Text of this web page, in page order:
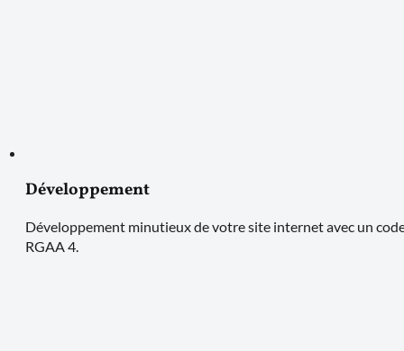
Développement
Développement minutieux de votre site internet avec un
RGAA 4.